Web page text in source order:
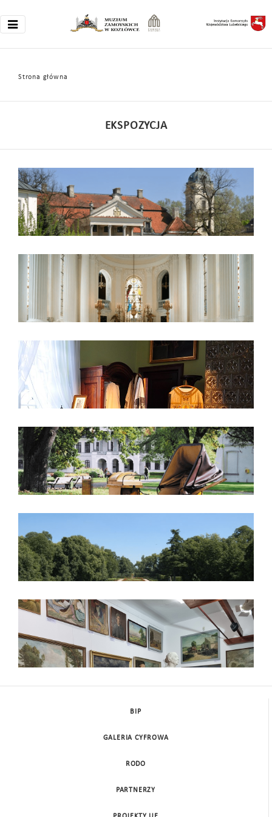
Strona główna
EKSPOZYCJA
Pałac
Kaplica
Ksiądz Stefan Wyszyński w
Kozłówce 1940–1941
Powozownia
Galeria Sztuki
BIP
GALERIA CYFROWA
RODO
PARTNERZY